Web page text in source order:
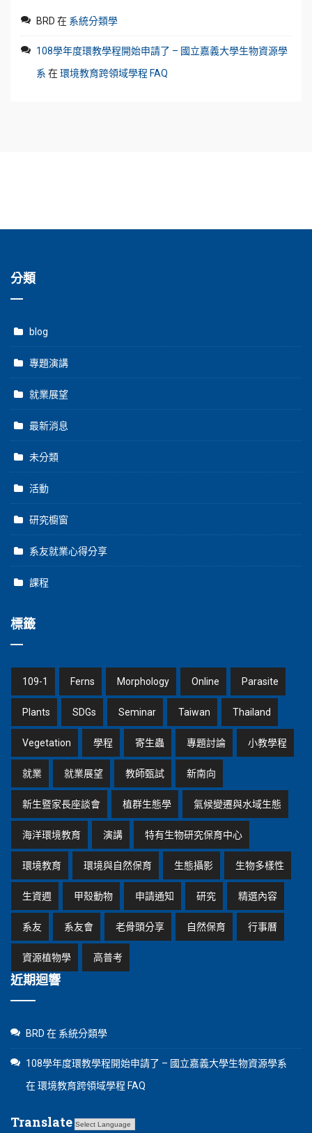
BRD 在 系統分類學
108學年度環教學程開始申請了 – 國立嘉義大學生物資源學
系 在環境教育跨領域學程 FAQ
分類
blog
專題演講
就業展望
最新消息
未分類
活動
研究櫥窗
系友就業心得分享
課程
標籤
109-1 Ferns Morphology Online Parasite
Plants SDGs Seminar Taiwan Thailand
Vegetation 學程 寄生蟲 專題討論 小教學程
就業 就業展望 教師甄試 新南向
新生暨家長座談會 植群生態學 氣候變遷與水域生態
海洋環境教育 演講 特有生物研究保育中心
環境教育 環境與自然保育 生態攝影 生物多樣性
生資週 甲殼動物 申請通知 研究 精選內容
系友 系友會 老骨頭分享 自然保育 行事曆
資源植物學 高普考
近期迴響
BRD 在 系統分類學
108學年度環教學程開始申請了 – 國立嘉義大學生物資源學系
在環境教育跨領域學程 FAQ
Translate